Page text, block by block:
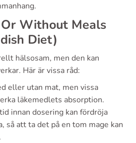
Without Meals
Diet)
hälsosam, men den kan
Här är vissa råd:
eller utan mat, men vissa
läkemedlets absorption.
innan dosering kan fördröja
så att ta det på en tom mage kan